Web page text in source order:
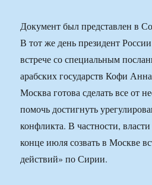
Документ был представлен в
В тот же день президент
встрече со специальным
арабских государств Кофи
Москва готова сделать все от
помочь достигнуть
конфликта. В частности,
конце июля созвать в Москве
действий» по Сирии.